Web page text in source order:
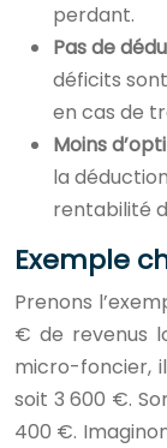
perdant.
Pas de
déficits
en cas de
Moins
la
rentabilité
Exemple
Prenons
€ de revenus
micro-foncier,
soit 3 600 €.
400 €.